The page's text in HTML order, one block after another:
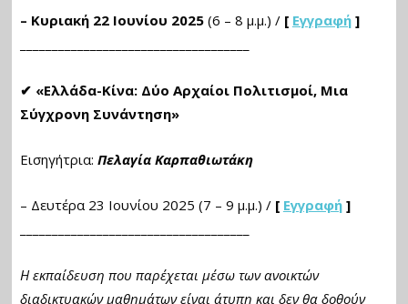
– Κυριακή 22 Ιουνίου 2025(6 – 8 μ.μ.) / [ Εγγραφή]
✔ «Ελλάδα-Κίνα: Δύο Αρχαίοι Πολιτισμοί, Μια
Σύγχρονη Συνάντηση»
Εισηγήτρια: Πελαγία Καρπαθιωτάκη
– Δευτέρα 23 Ιουνίου 2025 (7 – 9 μ.μ.) /[ Εγγραφή]
Η εκπαίδευση που παρέχεται μέσω των ανοικτών
διαδικτυακών μαθημάτων είναι άτυπη και δεν θα δοθούν